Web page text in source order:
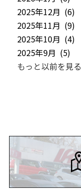
2025年12月 (6)
2025年11月 (9)
2025年10月 (4)
2025年9月 (5)
もっと以前を見る